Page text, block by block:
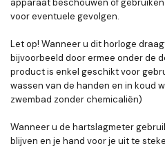
voor eventuele gevolgen.
Let op! Wanneer u dit horloge
bijvoorbeeld door ermee onder de
product is enkel geschikt voor
wassen van de handen en in koud
zwembad zonder chemicaliën)
Wanneer u de hartslagmeter
blijven en je hand voor je uit te